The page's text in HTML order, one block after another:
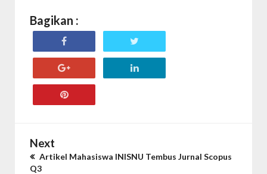
Bagikan :
Next
Artikel Mahasiswa INISNU Tembus Jurnal Scopus
Q3